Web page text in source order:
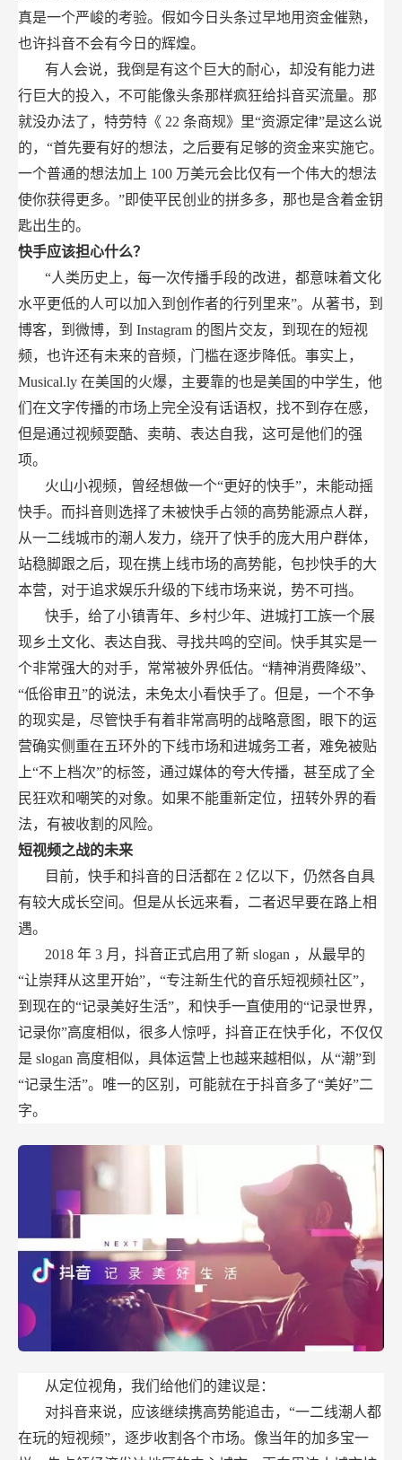
真是一个严峻的考验。假如今日头条过早地用资金催熟，
也许抖音不会有今日的辉煌。
有人会说，我倒是有这个巨大的耐心，却没有能力进
行巨大的投入，不可能像头条那样疯狂给抖音买流量。那
就没办法了，特劳特《 22 条商规》里“资源定律”是这么说
的，“首先要有好的想法，之后要有足够的资金来实施它。
一个普通的想法加上 100 万美元会比仅有一个伟大的想法
使你获得更多。”即使平民创业的拼多多，那也是含着金钥
匙出生的。
快手应该担心什么？
“人类历史上，每一次传播手段的改进，都意味着文化
水平更低的人可以加入到创作者的行列里来”。从著书，到
博客，到微博，到 Instagram 的图片交友，到现在的短视
频，也许还有未来的音频，门槛在逐步降低。事实上，
Musical.ly 在美国的火爆，主要靠的也是美国的中学生，他
们在文字传播的市场上完全没有话语权，找不到存在感，
但是通过视频耍酷、卖萌、表达自我，这可是他们的强
项。
火山小视频，曾经想做一个“更好的快手”，未能动摇
快手。而抖音则选择了未被快手占领的高势能源点人群，
从一二线城市的潮人发力，绕开了快手的庞大用户群体，
站稳脚跟之后，现在携上线市场的高势能，包抄快手的大
本营，对于追求娱乐升级的下线市场来说，势不可挡。
快手，给了小镇青年、乡村少年、进城打工族一个展
现乡土文化、表达自我、寻找共鸣的空间。快手其实是一
个非常强大的对手，常常被外界低估。“精神消费降级”、
“低俗审丑”的说法，未免太小看快手了。但是，一个不争
的现实是，尽管快手有着非常高明的战略意图，眼下的运
营确实侧重在五环外的下线市场和进城务工者，难免被贴
上“不上档次”的标签，通过媒体的夸大传播，甚至成了全
民狂欢和嘲笑的对象。如果不能重新定位，扭转外界的看
法，有被收割的风险。
短视频之战的未来
目前，快手和抖音的日活都在 2 亿以下，仍然各自具
有较大成长空间。但是从长远来看，二者迟早要在路上相
遇。
2018 年 3 月，抖音正式启用了新 slogan ，从最早的
“让崇拜从这里开始”，“专注新生代的音乐短视频社区”，
到现在的“记录美好生活”，和快手一直使用的“记录世界，
记录你”高度相似，很多人惊呼，抖音正在快手化，不仅仅
是 slogan 高度相似，具体运营上也越来越相似，从“潮”到
“记录生活”。唯一的区别，可能就在于抖音多了“美好”二
字。
从定位视角，我们给他们的建议是：
对抖音来说，应该继续携高势能追击，“一二线潮人都
在玩的短视频”，逐步收割各个市场。像当年的加多宝一